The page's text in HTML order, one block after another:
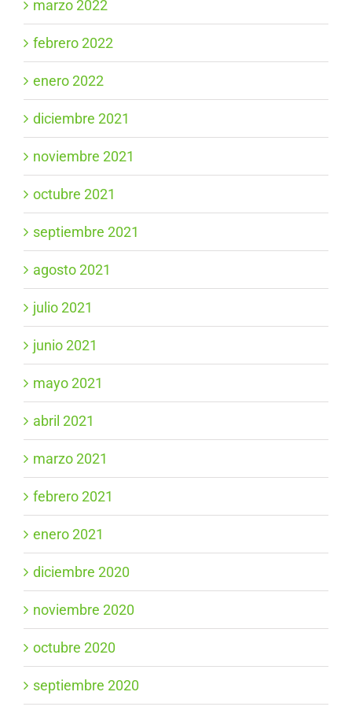
marzo 2022
febrero 2022
enero 2022
diciembre 2021
noviembre 2021
octubre 2021
septiembre 2021
agosto 2021
julio 2021
junio 2021
mayo 2021
abril 2021
marzo 2021
febrero 2021
enero 2021
diciembre 2020
noviembre 2020
octubre 2020
septiembre 2020